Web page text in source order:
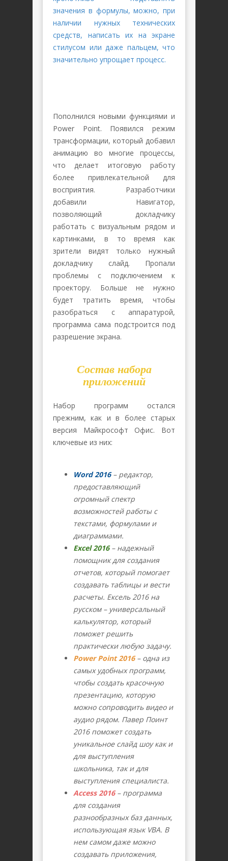
значения в формулы, можно, при
наличии нужных технических
средств, написать их на экране
стилусом или даже пальцем, что
значительно упрощает процесс.
Пополнился новыми функциями и
Power Point. Появился режим
трансформации, который добавил
анимацию во многие процессы,
что делает итоговую работу
более привлекательной для
восприятия. Разработчики
добавили Навигатор,
позволяющий докладчику
работать с визуальным рядом и
картинками, в то время как
зрители видят только нужный
докладчику слайд. Пропали
проблемы с подключением к
проектору. Больше не нужно
будет тратить время, чтобы
разобраться с аппаратурой,
программа сама подстроится под
разрешение экрана.
Состав набора
приложений
Набор программ остался
прежним, как и в более старых
версия Майкрософт Офис. Вот
ключевые из них:
Word 2016– редактор,
предоставляющий
огромный спектр
возможностей работы с
текстами, формулами и
диаграммами.
Excel 2016– надежный
помощник для создания
отчетов, который помогает
создавать таблицы и вести
расчеты. Ексель 2016 на
русском – универсальный
калькулятор, который
поможет решить
практически любую задачу.
Power Point 2016– одна из
самых удобных программ,
чтобы создать красочную
презентацию, которую
можно сопроводить видео и
аудио рядом. Павер Поинт
2016 поможет создать
уникальное слайд шоу как и
для выступления
школьника, так и для
выступления специалиста.
Access 2016– программа
для создания
разнообразных баз данных,
использующая язык VBA. В
нем самом даже можно
создавать приложения,